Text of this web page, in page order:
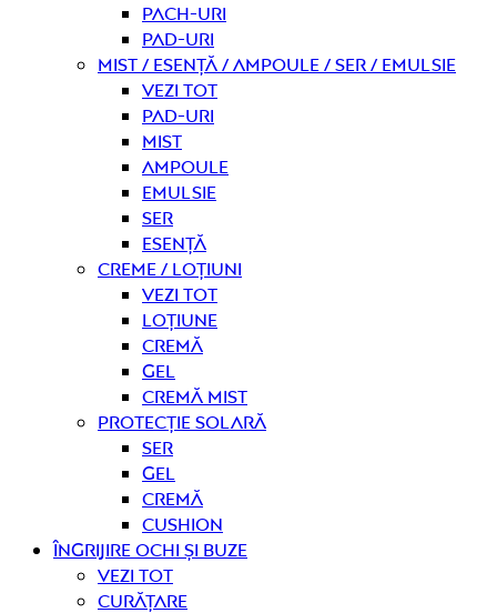
Pach-uri
Pad-uri
Mist / Esență / Ampoule / Ser / Emulsie
Vezi tot
Pad-uri
Mist
Ampoule
Emulsie
Ser
Esență
Creme / Loțiuni
Vezi tot
Loțiune
Cremă
Gel
Cremă mist
Protecție solară
Ser
Gel
Cremă
Cushion
Îngrijire OCHI ȘI BUZE
Vezi tot
curățare